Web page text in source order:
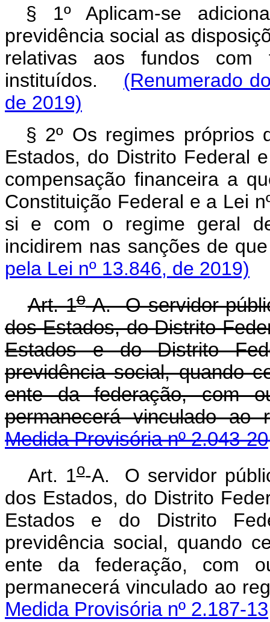
§ 1º Aplicam-se
previdência social as
relativas aos fundos com
instituídos. (Renumerado
de 2019)
§ 2º Os regimes próprios
Estados, do Distrito Federal
compensação financeira a
Constituição Federal e a Lei
si e com o regime geral
incidirem nas sanções de
pela Lei nº 13.846, de 2019)
Art. 1o-A. O servidor
dos Estados, do Distrito
Estados e do Distrito
previdência social, quando
ente da federação, com
permanecerá vinculado
Medida Provisória nº 2.043-
Art. 1o-A. O servidor
dos Estados, do Distrito
Estados e do Distrito
previdência social, quando
ente da federação, com
permanecerá vinculado ao
Medida Provisória nº 2.187-